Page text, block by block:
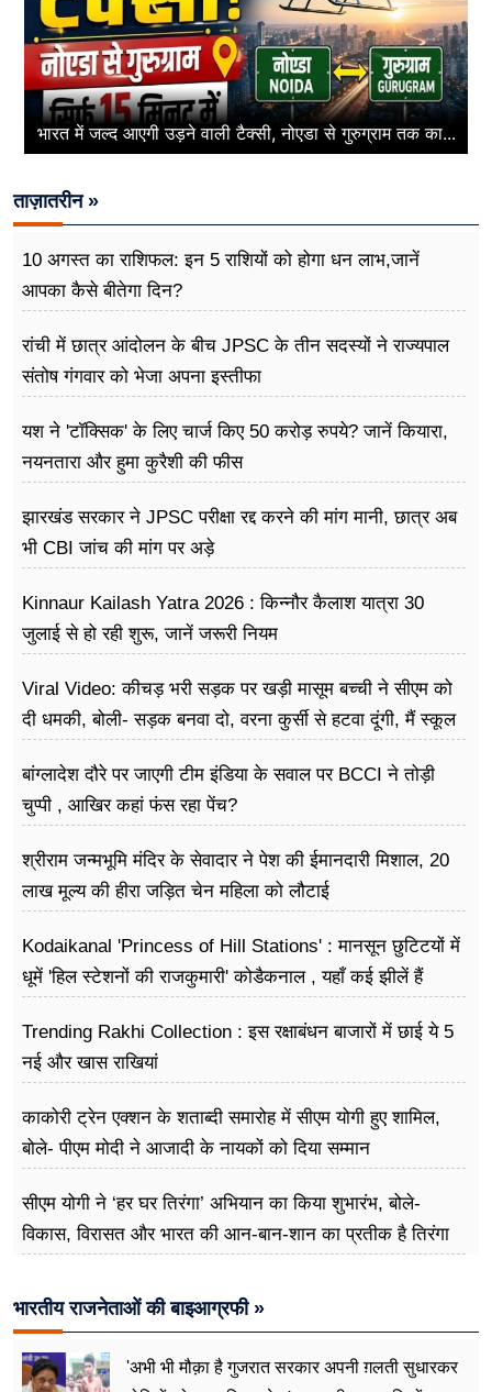
भारत में जल्द आएगी उड़ने वाली टैक्सी, नोएडा से गुरुग्राम तक का...
ताज़ातरीन »
10 अगस्त का राशिफल: इन 5 राशियों को होगा धन लाभ,जानें
आपका कैसे बीतेगा दिन?
रांची में छात्र आंदोलन के बीच JPSC के तीन सदस्यों ने राज्यपाल
संतोष गंगवार को भेजा अपना इस्तीफा
यश ने 'टॉक्सिक' के लिए चार्ज किए 50 करोड़ रुपये? जानें कियारा,
नयनतारा और हुमा कुरैशी की फीस
झारखंड सरकार ने JPSC परीक्षा रद्द करने की मांग मानी, छात्र अब
भी CBI जांच की मांग पर अड़े
Kinnaur Kailash Yatra 2026 : किन्नौर कैलाश यात्रा 30
जुलाई से हो रही शुरू, जानें जरूरी नियम
Viral Video: कीचड़ भरी सड़क पर खड़ी मासूम बच्ची ने सीएम को
दी धमकी, बोली- सड़क बनवा दो, वरना कुर्सी से हटवा दूंगी, मैं स्कूल
बांग्लादेश दौरे पर जाएगी टीम इंडिया के सवाल पर BCCI ने तोड़ी
चुप्पी , आखिर कहां फंस रहा पेंच?
श्रीराम जन्मभूमि मंदिर के सेवादार ने पेश की ईमानदारी मिशाल, 20
लाख मूल्य की हीरा जड़ित चेन महिला को लौटाई
Kodaikanal 'Princess of Hill Stations' : मानसून छुटिटयों में
धूमें 'हिल स्टेशनों की राजकुमारी' कोडैकनाल , यहाँ कई झीलें हैं
Trending Rakhi Collection : इस रक्षाबंधन बाजारों में छाई ये 5
नई और खास राखियां
काकोरी ट्रेन एक्शन के शताब्दी समारोह में सीएम योगी हुए शामिल,
बोले- पीएम मोदी ने आजादी के नायकों को दिया सम्मान
सीएम योगी ने ‘हर घर तिरंगा’ अभियान का किया शुभारंभ, बोले-
विकास, विरासत और भारत की आन-बान-शान का प्रतीक है तिरंगा
भारतीय राजनेताओं की बाइआग्रफी »
'अभी भी मौक़ा है गुजरात सरकार अपनी ग़लती सुधारकर